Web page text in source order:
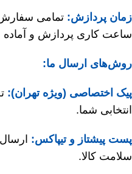
زمان پردازش: تمامی
ساعت کاری پردازش و
روش‌های ارسال ما:
پیک اختصاصی (ویژه تهران):
انتخابی شما.
پست پیشتاز و تیپاکس:
سلامت کالا.